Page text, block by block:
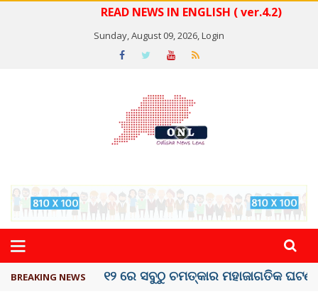
READ NEWS IN ENGLISH ( ver.4.2)
Sunday, August 09, 2026,Login
BREAKING NEWS କେରଳରେ ‘ରାଟ୍ ଫିଭର୍’ ଆତଙ୍କ, ୫୮ ମୃତ